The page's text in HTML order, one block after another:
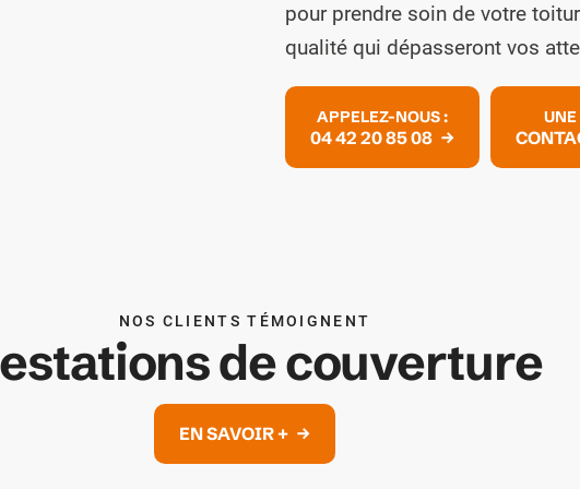
pour prendre soin de votre
qualité qui dépasseront vos
APPELEZ-NOUS :
04 42 20 85 08
NOS CLIENTS TÉMOIGNENT
de couverture
EN SAVOIR +